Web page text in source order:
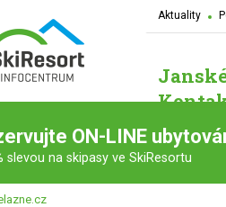
Aktuality
ON-LINE
slevou na skipasy ve SkiResortu